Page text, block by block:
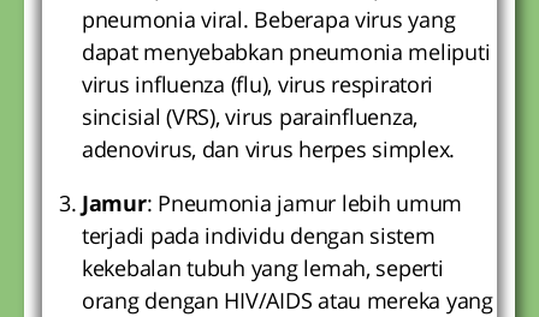
pneumonia viral. Beberapa virus yang
dapat menyebabkan pneumonia meliputi
virus influenza (flu), virus respiratori
sincisial (VRS), virus parainfluenza,
adenovirus, dan virus herpes simplex.
Jamur: Pneumonia jamur lebih umum
terjadi pada individu dengan sistem
kekebalan tubuh yang lemah, seperti
orang dengan HIV/AIDS atau mereka yang